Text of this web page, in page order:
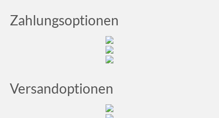
Zahlungsoptionen
Versandoptionen